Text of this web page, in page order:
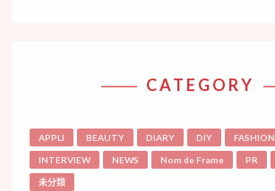
CATEGORY
APPLI BEAUTY DIARY DIY FASHION
INTERVIEW NEWS Nom de Frame PR
未分類